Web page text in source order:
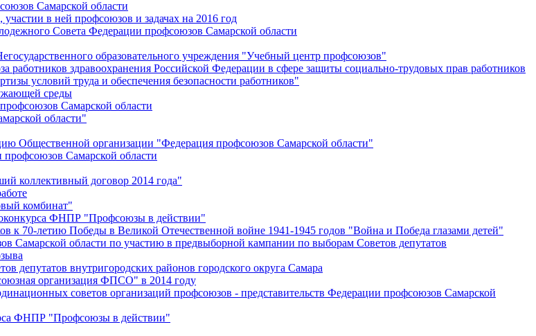
Самарской области
в ней профсоюзов и задачах на 2016 год
Совета Федерации профсоюзов Самарской области
образовательного учреждения "Учебный центр профсоюзов"
работников здравоохранения Российской Федерации в сфере защиты социально-трудовых прав работников
условий труда и обеспечения безопасности работников"
среды
Самарской области
области"
Общественной организации "Федерация профсоюзов Самарской области"
Самарской области
коллективный договор 2014 года"
комбинат"
ФНПР "Профсоюзы в действии"
к 70-летию Победы в Великой Отечественной войне 1941-1945 годов "Война и Победа глазами детей"
Самарской области по участию в предвыборной кампании по выборам Советов депутатов
внутригородских районов городского округа Самара
организация ФПСО" в 2014 году
советов организаций профсоюзов - представительств Федерации профсоюзов Самарской
ФНПР "Профсоюзы в действии"